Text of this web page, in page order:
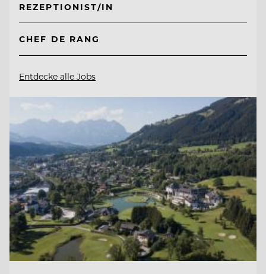
REZEPTIONIST/IN
CHEF DE RANG
Entdecke alle Jobs